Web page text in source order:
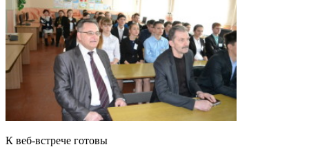
К веб-встрече готовы